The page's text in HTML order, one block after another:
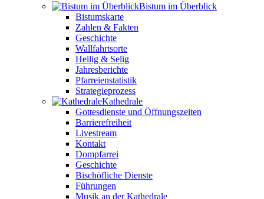
Bistum im Überblick
Bistumskarte
Zahlen & Fakten
Geschichte
Wallfahrtsorte
Heilig & Selig
Jahresberichte
Pfarreienstatistik
Strategieprozess
Kathedrale
Gottesdienste und Öffnungszeiten
Barrierefreiheit
Livestream
Kontakt
Dompfarrei
Geschichte
Bischöfliche Dienste
Führungen
Musik an der Kathedrale